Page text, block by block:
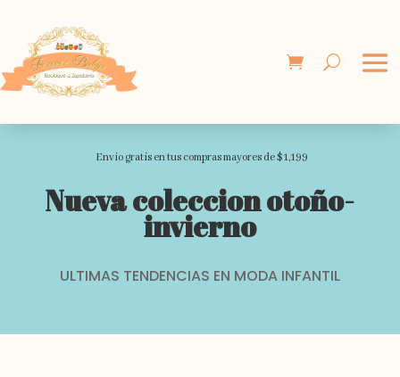
Envio gratis en tus compras mayores de $1,199
Nueva coleccion otoño-
invierno
ULTIMAS TENDENCIAS EN MODA INFANTIL